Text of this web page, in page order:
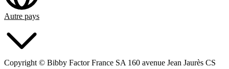
Autre pays
Copyright © Bibby Factor France SA 160 avenue Jean Jaurès CS